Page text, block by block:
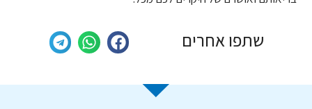
שתפו אחרים